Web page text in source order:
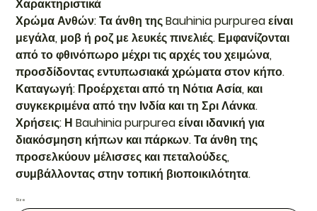
Χαρακτηριστικά
Χρώμα Ανθών: Τα άνθη της Bauhinia purpurea είναι
μεγάλα, μοβ ή ροζ με λευκές πινελιές. Εμφανίζονται
από το φθινόπωρο μέχρι τις αρχές του χειμώνα,
προσδίδοντας εντυπωσιακά χρώματα στον κήπο.
Καταγωγή: Προέρχεται από τη Νότια Ασία, και
συγκεκριμένα από την Ινδία και τη Σρι Λάνκα.
Χρήσεις: Η Bauhinia purpurea είναι ιδανική για
διακόσμηση κήπων και πάρκων. Τα άνθη της
προσελκύουν μέλισσες και πεταλούδες,
συμβάλλοντας στην τοπική βιοποικιλότητα.
Size